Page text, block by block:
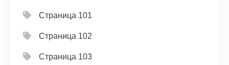
Страница 101
Страница 102
Страница 103